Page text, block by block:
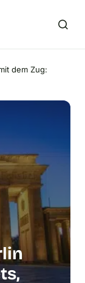
dem Zug: